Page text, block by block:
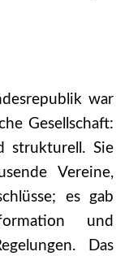
war
Gesellschaft:
strukturell. Sie
Vereine,
es gab
und
Das